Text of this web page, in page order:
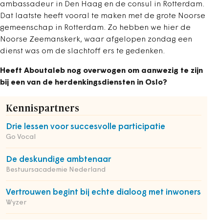
ambassadeur in Den Haag en de consul in Rotterdam.
Dat laatste heeft vooral te maken met de grote Noorse
gemeenschap in Rotterdam. Zo hebben we hier de
Noorse Zeemanskerk, waar afgelopen zondag een
dienst was om de slachtoff ers te gedenken.
Heeft Aboutaleb nog overwogen om aanwezig te zijn
bij een van de herdenkingsdiensten in Oslo?
Kennispartners
Drie lessen voor succesvolle participatie
Go Vocal
De deskundige ambtenaar
Bestuursacademie Nederland
Vertrouwen begint bij echte dialoog met inwoners
Wyzer